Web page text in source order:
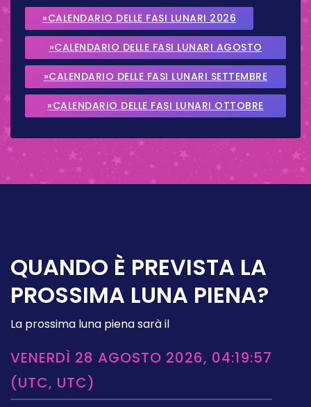
»CALENDARIO DELLE FASI LUNARI 2026
»CALENDARIO DELLE FASI LUNARI AGOSTO
2026
»CALENDARIO DELLE FASI LUNARI SETTEMBRE
2026
»CALENDARIO DELLE FASI LUNARI OTTOBRE
QUANDO È PREVISTA LA
PROSSIMA LUNA PIENA?
La prossima luna piena sarà il
VENERDÌ 28 AGOSTO 2026, 04:19:57
(UTC, UTC)